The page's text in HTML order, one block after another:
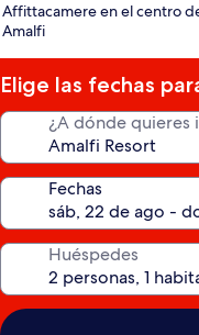
Affittacamere en el centro
Amalfi
Elige las fechas
¿A dónde quieres
Fechas
Huéspedes